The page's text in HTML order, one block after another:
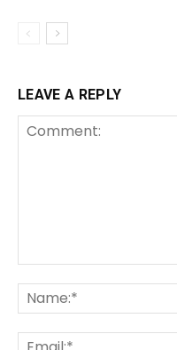
LEAVE A REPLY